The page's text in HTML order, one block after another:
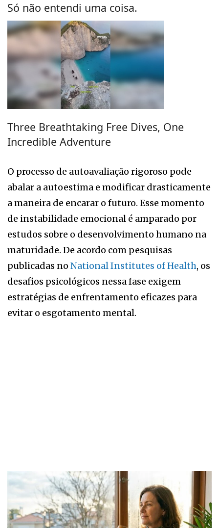
Só não entendi uma coisa.
Three Breathtaking Free Dives, One
Incredible Adventure
O processo de autoavaliação rigoroso pode
abalar a autoestima e modificar drasticamente
a maneira de encarar o futuro. Esse momento
de instabilidade emocional é amparado por
estudos sobre o desenvolvimento humano na
maturidade. De acordo com pesquisas
publicadas no National Institutes of Health, os
desafios psicológicos nessa fase exigem
estratégias de enfrentamento eficazes para
evitar o esgotamento mental.